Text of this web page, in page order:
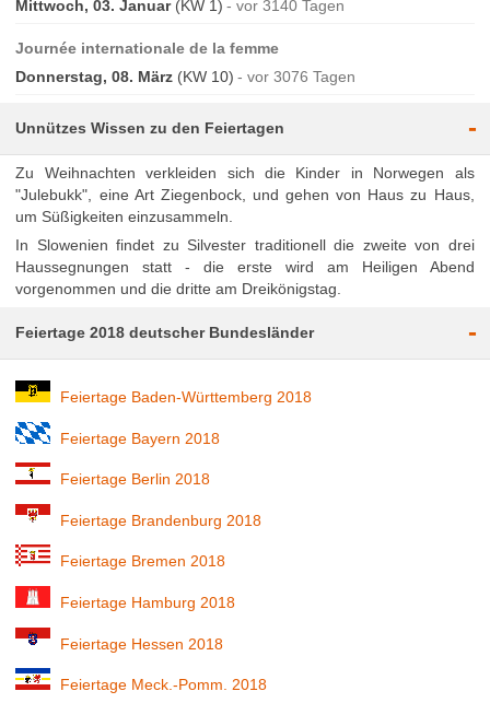
Mittwoch, 03. Januar(KW 1) vor 3140 Tagen
Journée internationale de la femme
Donnerstag, 08. März (KW 10) vor 3076 Tagen
Unnützes Wissen zu den Feiertagen -
Zu Weihnachten verkleiden sich die Kinder in Norwegen als
"Julebukk", eine Art Ziegenbock, und gehen von Haus zu Haus,
um Süßigkeiten einzusammeln.
In Slowenien findet zu Silvester traditionell die zweite von drei
Haussegnungen statt - die erste wird am Heiligen Abend
vorgenommen und die dritte am Dreikönigstag.
Feiertage 2018 deutscher Bundesländer -
Feiertage Baden-Württemberg 2018
Feiertage Bayern 2018
Feiertage Berlin 2018
Feiertage Brandenburg 2018
Feiertage Bremen 2018
Feiertage Hamburg 2018
Feiertage Hessen 2018
Feiertage Meck.-Pomm. 2018